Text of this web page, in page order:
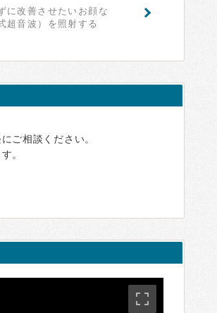
に改善させたいお顔な
超音波）を照射する
ご相談ください。
。